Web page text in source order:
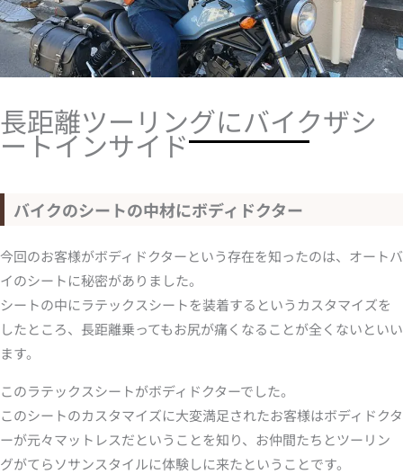
長距離ツーリングにバイクザシ
ートインサイド
バイクのシートの中材にボディドクター
今回のお客様がボディドクターという存在を知ったのは、オートバ
イのシートに秘密がありました。
シートの中にラテックスシートを装着するというカスタマイズを
したところ、長距離乗ってもお尻が痛くなることが全くないといい
ます。
このラテックスシートがボディドクターでした。
このシートのカスタマイズに大変満足されたお客様はボディドクタ
ーが元々マットレスだということを知り、お仲間たちとツーリン
グがてらソサンスタイルに体験しに来たということです。